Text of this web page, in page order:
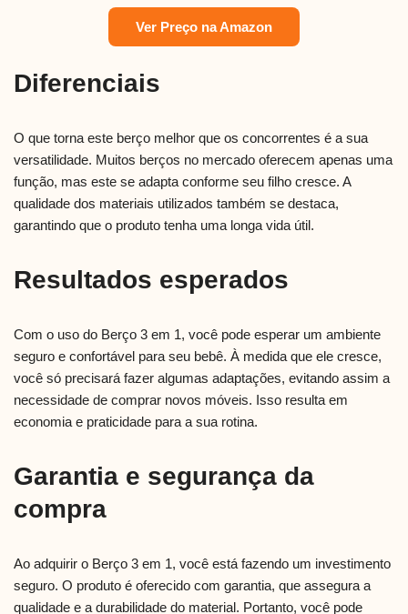
Ver Preço na Amazon
Diferenciais
O que torna este berço melhor que os concorrentes é a sua
versatilidade. Muitos berços no mercado oferecem apenas uma
função, mas este se adapta conforme seu filho cresce. A
qualidade dos materiais utilizados também se destaca,
garantindo que o produto tenha uma longa vida útil.
Resultados esperados
Com o uso do Berço 3 em 1, você pode esperar um ambiente
seguro e confortável para seu bebê. À medida que ele cresce,
você só precisará fazer algumas adaptações, evitando assim a
necessidade de comprar novos móveis. Isso resulta em
economia e praticidade para a sua rotina.
Garantia e segurança da
compra
Ao adquirir o Berço 3 em 1, você está fazendo um investimento
seguro. O produto é oferecido com garantia, que assegura a
qualidade e a durabilidade do material. Portanto, você pode